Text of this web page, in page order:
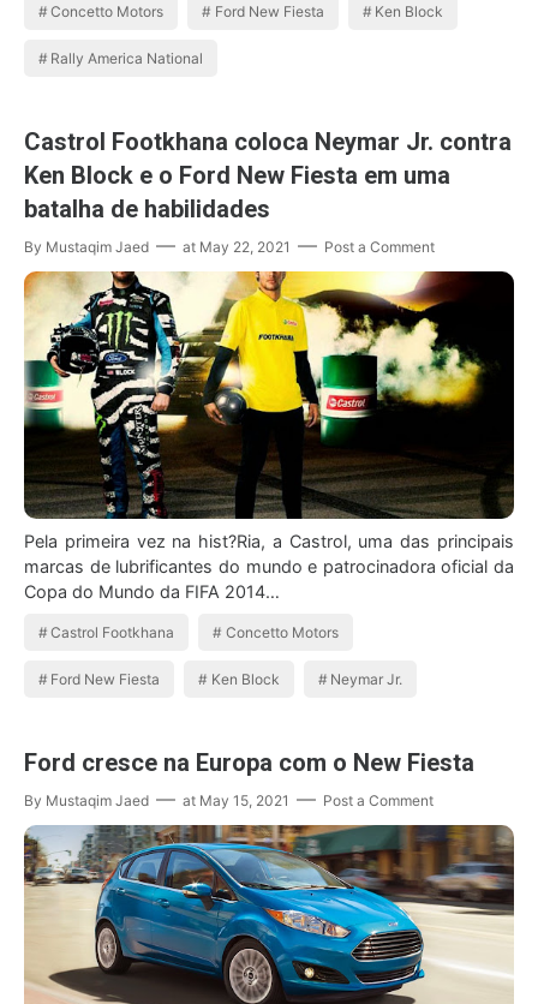
Concetto Motors Ford New Fiesta Ken Block
Rally America National
Castrol Footkhana coloca Neymar Jr. contra
Ken Block e o Ford New Fiesta em uma
batalha de habilidades
By Mustaqim Jaed at May 22, 2021 Post a Comment
Pela primeira vez na hist?Ria, a Castrol, uma das principais
marcas de lubrificantes do mundo e patrocinadora oficial da
Copa do Mundo da FIFA 2014…
Castrol Footkhana Concetto Motors
Ford New Fiesta Ken Block Neymar Jr.
Ford cresce na Europa com o New Fiesta
By Mustaqim Jaed at May 15, 2021 Post a Comment